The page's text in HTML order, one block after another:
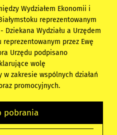
Wydziałem Ekonomii i
reprezentowanym
Dziekana Wydziału a Urzędem
przez Ewę
Urzędu podpisano
wolę
zakresie wspólnych działań
promocyjnych.
pobrania